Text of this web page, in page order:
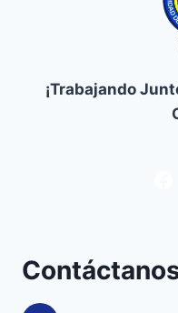
¡Trabajando